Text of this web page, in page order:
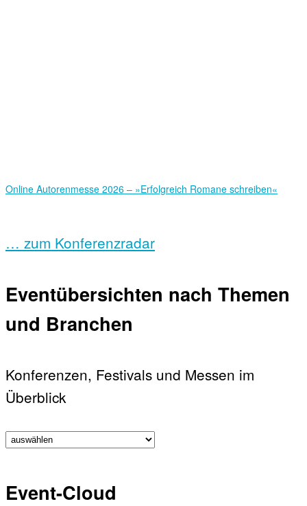
Online Autorenmesse 2026 – »Erfolgreich Romane schreiben«
… zum Konferenzradar
Eventübersichten nach Themen
und Branchen
Konferenzen, Festivals und Messen im
Überblick
Event-Cloud